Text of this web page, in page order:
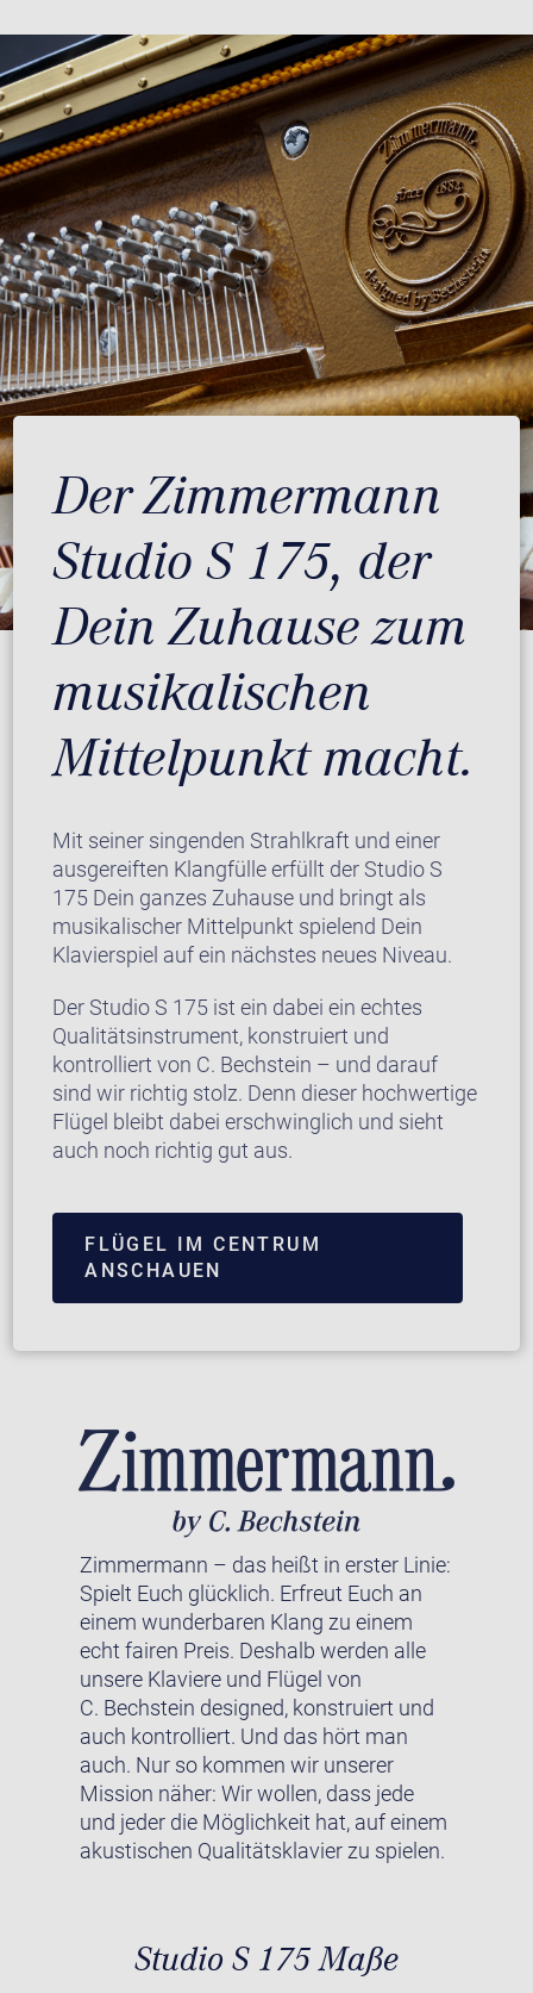
Der Zimmermann
Studio S 175, der
Dein Zuhause zum
musikalischen
Mittelpunkt macht.
Mit seiner singenden Strahlkraft und einer
ausgereiften Klangfülle erfüllt der Studio S
175 Dein ganzes Zuhause und bringt als
musikalischer Mittelpunkt spielend Dein
Klavierspiel auf ein nächstes neues Niveau.
Der Studio S 175 ist ein dabei ein echtes
Qualitätsinstrument, konstruiert und
kontrolliert von C. Bechstein – und darauf
sind wir richtig stolz. Denn dieser hochwertige
Flügel bleibt dabei erschwinglich und sieht
auch noch richtig gut aus.
FLÜGEL IM CENTRUM
ANSCHAUEN
Zimmermann – das heißt in erster Linie:
Spielt Euch glücklich. Erfreut Euch an
einem wunderbaren Klang zu einem
echt fairen Preis. Deshalb werden alle
unsere Klaviere und Flügel von
C. Bechstein designed, konstruiert und
auch kontrolliert. Und das hört man
auch. Nur so kommen wir unserer
Mission näher: Wir wollen, dass jede
und jeder die Möglichkeit hat, auf einem
akustischen Qualitätsklavier zu spielen.
Studio S 175 Maße